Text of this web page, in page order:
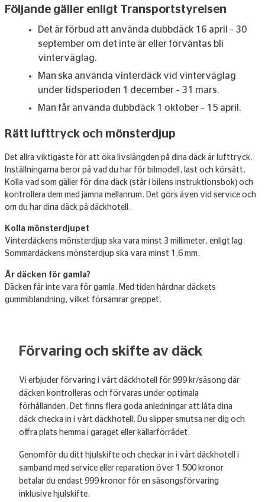
Följande gäller enligt Transportstyrelsen
Det är förbud att använda dubbdäck 16 april – 30
september om det inte är eller förväntas bli
vinterväglag.
Man ska använda vinterdäck vid vinterväglag
under tidsperioden 1 december – 31 mars.
Man får använda dubbdäck 1 oktober – 15 april.
Rätt lufttryck och mönsterdjup
Det allra viktigaste för att öka livslängden på dina däck är lufttryck.
Inställningarna beror på vad du har för bilmodell, last och körsätt.
Kolla vad som gäller för dina däck (står i bilens instruktionsbok) och
kontrollera dem med jämna mellanrum. Det görs även vid service och
om du har dina däck på däckhotell.
Kolla mönsterdjupet
Vinterdäckens mönsterdjup ska vara minst 3 millimeter, enligt lag.
Sommardäckens mönsterdjup ska vara minst 1,6 mm.
Är däcken för gamla?
Däcken får inte vara för gamla. Med tiden hårdnar däckets
gummiblandning, vilket försämrar greppet.
Förvaring och skifte av däck
Vi erbjuder förvaring i vårt däckhotell för 999 kr/säsong där
däcken kontrolleras och förvaras under optimala
förhållanden. Det finns flera goda anledningar att låta dina
däck checka in i vårt däckhotell. Du slipper smutsa ner dig och
offra plats hemma i garaget eller källarförrådet.
Genomför du ditt hjulskifte och checkar in i vårt däckhotell i
samband med service eller reparation över 1 500 kronor
betalar du endast 999 kronor för en säsongsförvaring
inklusive hjulskifte.